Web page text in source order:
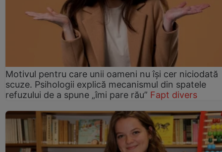
Motivul pentru care unii oameni nu își cer niciodată
scuze. Psihologii explică mecanismul din spatele
refuzului de a spune „îmi pare rău” Fapt divers